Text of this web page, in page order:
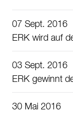
07 Sept. 2016
ERK wird auf
03 Sept. 2016
ERK gewinnt
30 Mai 2016